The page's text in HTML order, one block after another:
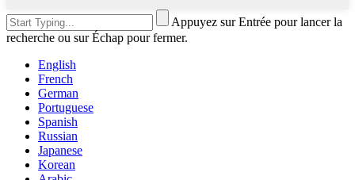
Appuyez sur Entrée pour lancer la
recherche ou sur Échap pour fermer.
English
French
German
Portuguese
Spanish
Russian
Japanese
Korean